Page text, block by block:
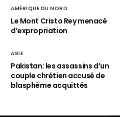
AMÉRIQUE DU NORD
Le Mont Cristo Rey menacé
d’expropriation
ASIE
Pakistan: les assassins d’un
couple chrétien accusé de
blasphème acquittés